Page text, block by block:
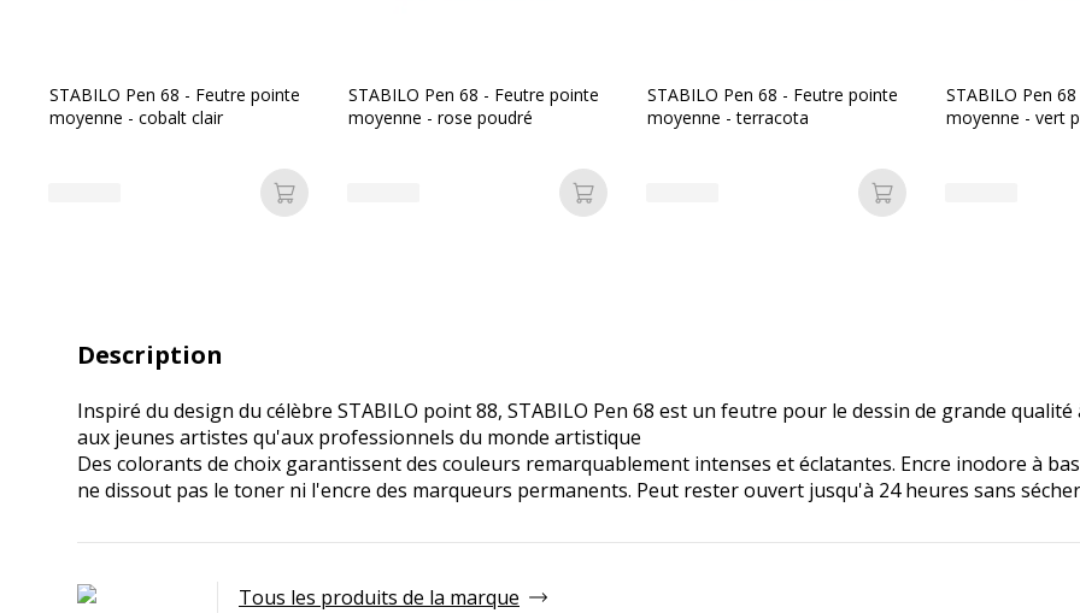
STABILO Pen 68 - Feutre pointe
moyenne - cobalt clair
Ajouter au panier
STABILO Pen 68 - Feutre pointe
moyenne - rose poudré
Ajouter au panier
STABILO Pen 68 - Feutre pointe
moyenne - terracota
Ajouter au panier
STABILO Pen
moyenne - vert
Description
Inspiré du design du célèbre STABILO point 88, STABILO Pen 68 est un feutre pour le dessin de grande
aux jeunes artistes qu'aux professionnels du monde artistique
Des colorants de choix garantissent des couleurs remarquablement intenses et éclatantes. Encre inodore à
ne dissout pas le toner ni l'encre des marqueurs permanents. Peut rester ouvert jusqu'à 24 heures sans
Tous les produits de la marque